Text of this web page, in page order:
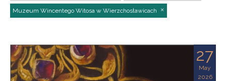
Muzeum Wincentego Witosa w Wierzchosławicach
27
May
2026